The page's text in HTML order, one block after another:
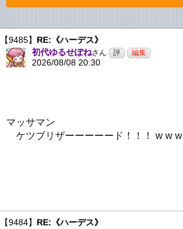
【9485】 RE:《ハーデス》
初代ゆるせぽねさん
2026/08/08 20:30
マッサマン
ケツブリザーーーーード！！！ w w w
【9484】 RE:《ハーデス》